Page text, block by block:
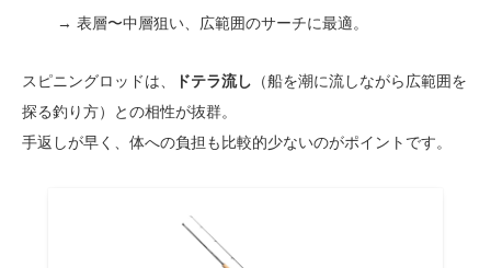
→ 表層〜中層狙い、広範囲のサーチに最適。
スピニングロッドは、 ドテラ流し （船を潮に流しながら広範囲を
探る釣り方）との相性が抜群。
手返しが早く、体への負担も比較的少ないのがポイントです。